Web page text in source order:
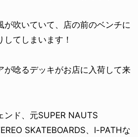
が吹いていて、店の前のベンチに
てしまいます！
が唸るデッキがお店に入荷して来
ンド、元SUPER NAUTS
SKATEBOARDS、I-PATHな